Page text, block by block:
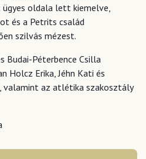
ügyes oldala lett kiemelve,
és a Petrits család
szilvás mézest.
Budai-Péterbence Csilla
Holcz Erika, Jéhn Kati és
valamint az atlétika szakosztály